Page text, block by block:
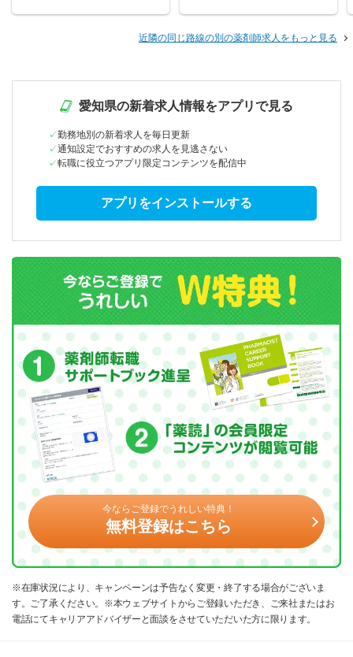
近隣の同じ路線の別の薬剤師求人をもっと見る
愛知県の新着求人情報をアプリで見る
勤務地別の新着求人を毎日更新
通知設定でおすすめの求人を見逃さない
転職に役立つアプリ限定コンテンツを配信中
アプリをインストールする
今ならご登録でうれしい特典！
無料登録はこちら
※在庫状況により、キャンペーンは予告なく変更・終了する場合がございま
す。ご了承ください。※本ウェブサイトからご登録いただき、ご来社またはお
電話にてキャリアアドバイザーと面談をさせていただいた方に限ります。